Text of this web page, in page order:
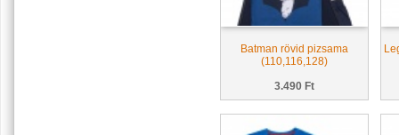
Batman rövid pizsama
(110,116,128)
3.490 Ft